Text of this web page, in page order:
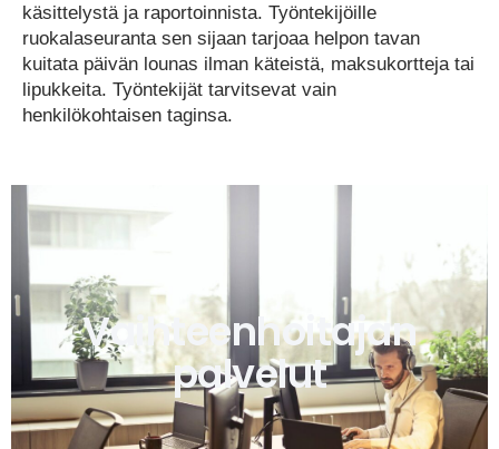
käsittelystä ja raportoinnista. Työntekijöille
ruokalaseuranta sen sijaan tarjoaa helpon tavan
kuitata päivän lounas ilman käteistä, maksukortteja tai
lipukkeita. Työntekijät tarvitsevat vain
henkilökohtaisen taginsa.
Vaihteenhoitajan
palvelut